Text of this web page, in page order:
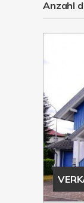
Anzahl